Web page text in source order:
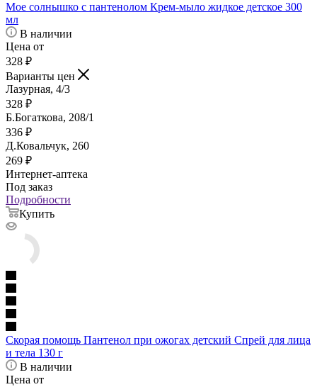
Мое солнышко с пантенолом Крем-мыло жидкое детское 300
мл
В наличии
Цена от
328 ₽
Варианты цен
Лазурная, 4/3
328 ₽
Б.Богаткова, 208/1
336 ₽
Д.Ковальчук, 260
269 ₽
Интернет-аптека
Под заказ
Подробности
Купить
Скорая помощь Пантенол при ожогах детский Спрей для лица
и тела 130 г
В наличии
Цена от